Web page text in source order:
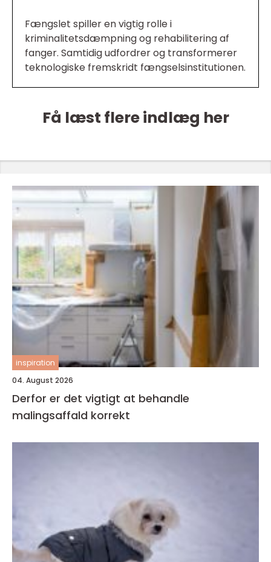
Fængslet spiller en vigtig rolle i
kriminalitetsdæmpning og rehabilitering af
fanger. Samtidig udfordrer og transformerer
teknologiske fremskridt fængselsinstitutionen.
Få læst flere indlæg her
inspiration
04. August 2026
Derfor er det vigtigt at behandle
malingsaffald korrekt